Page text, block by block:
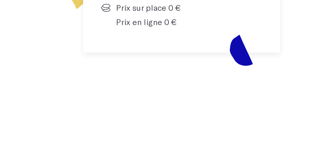
Prix sur place 0 €
Prix en ligne 0 €